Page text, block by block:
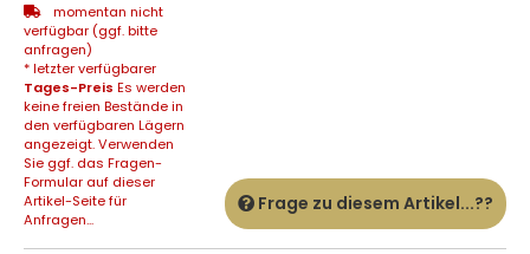
momentan nicht
verfügbar (ggf. bitte
anfragen)
* letzter verfügbarer
Tages-Preis Es werden
keine freien Bestände in
den verfügbaren Lägern
angezeigt. Verwenden
Sie ggf. das Fragen-
Formular auf dieser
Artikel-Seite für
Anfragen...
Frage zu diesem Artikel...??